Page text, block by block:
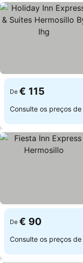
De € 115
Consulte os preços de
De € 90
Consulte os preços de